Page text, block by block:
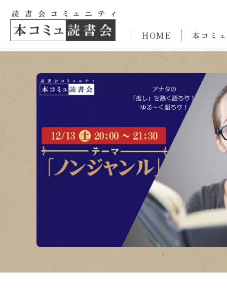
HOME 本コミ